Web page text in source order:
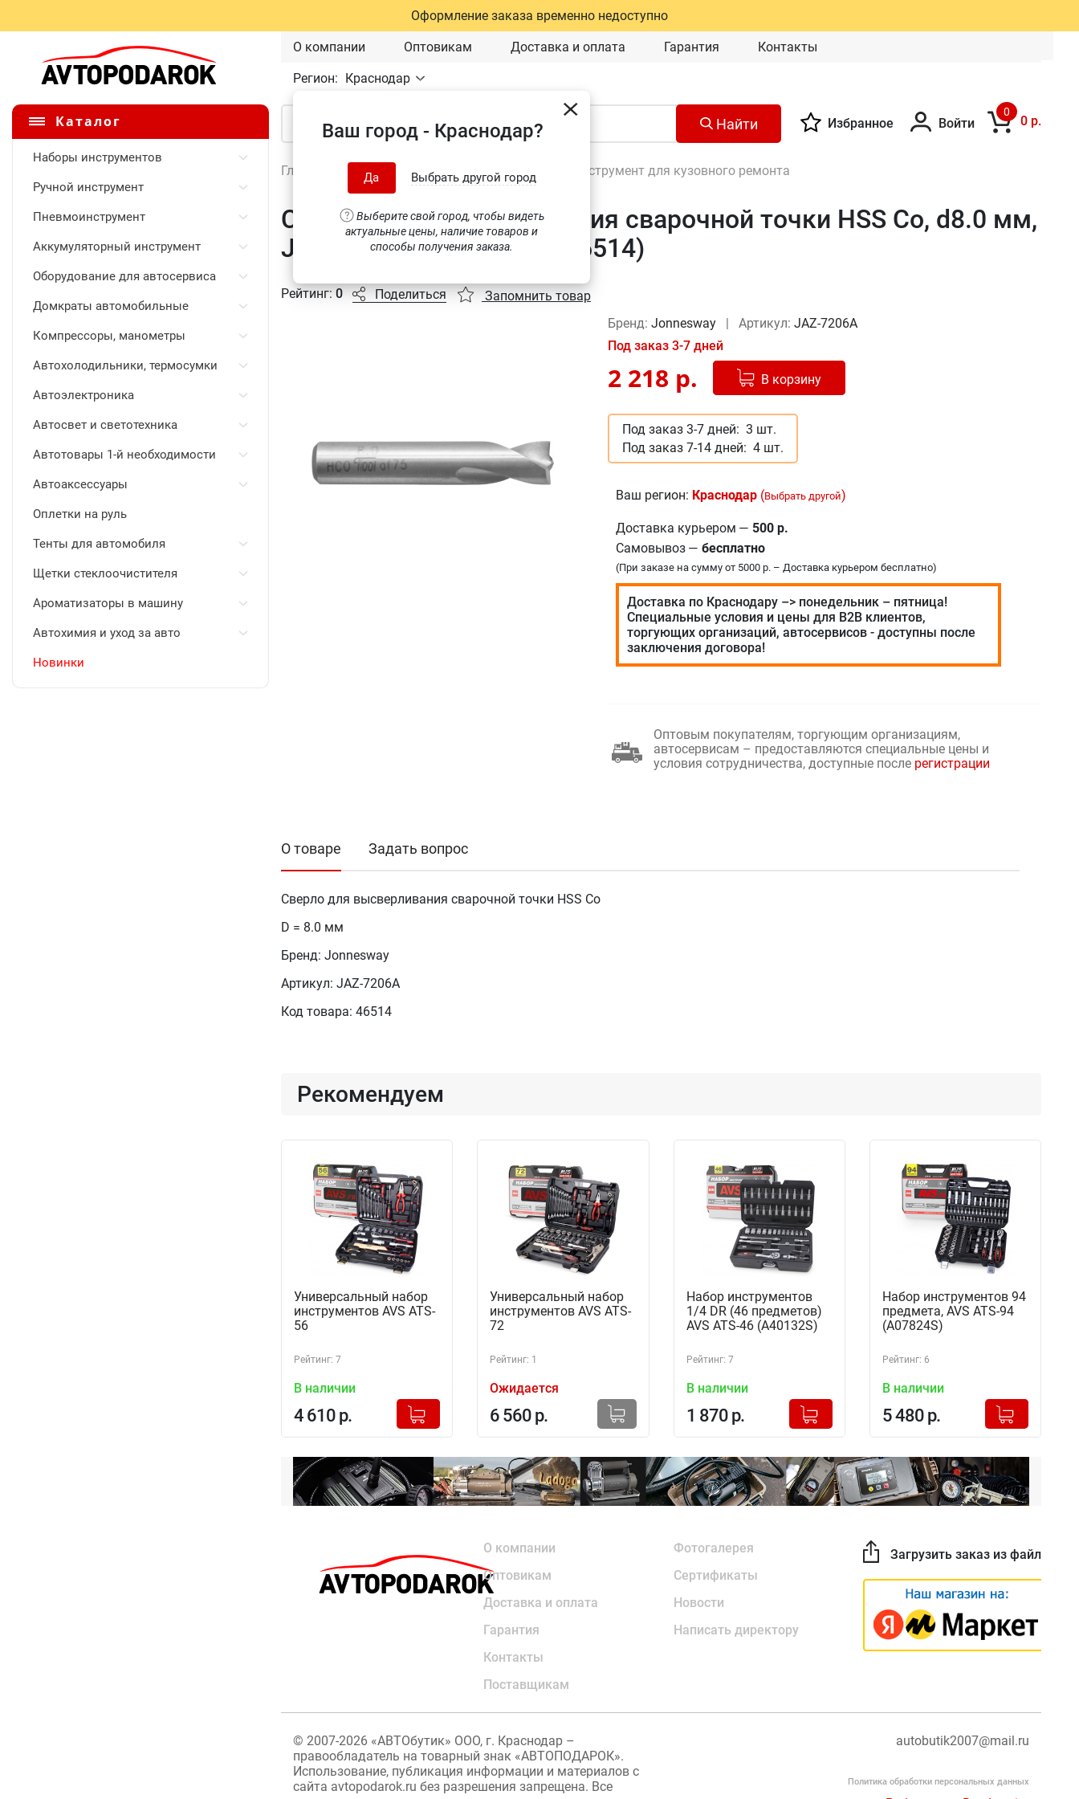
Оформление заказа временно недоступно
О компании Оптовикам Доставка и оплата Гарантия Контакты
Регион: Краснодар
Ваш город - Краснодар?
Да Выбрать другой город
Выберите свой город, чтобы видеть
актуальные цены, наличие товаров и
способы получения заказа.
Каталог
Наборы инструментов
Ручной инструмент
Пневмоинструмент
Аккумуляторный инструмент
Оборудование для автосервиса
Домкраты автомобильные
Компрессоры, манометры
Автохолодильники, термосумки
Автоэлектроника
Автосвет и светотехника
Автотовары 1-й необходимости
Автоаксессуары
Оплетки на руль
Тенты для автомобиля
Щетки стеклоочистителя
Ароматизаторы в машину
Автохимия и уход за авто
Новинки
Найти Избранное Войти
0
0 р.
Главная Оборудование для автосервиса Инструмент для кузовного ремонта
Сверло для высверливания сварочной точки HSS Co, d8.0 мм,
Jonnesway JAZ-7206A (46514)
Рейтинг:0 Поделиться
Запомнить товар
Бренд: Jonnesway |Артикул: JAZ-7206A
Под заказ 3-7 дней
2 218 р. В корзину+
Добавлено в корзину
Под заказ 3-7 дней: 3 шт.
Под заказ 7-14 дней: 4 шт.
Ваш регион: Краснодар (Выбрать другой)
Доставка курьером — 500 р.
Самовывоз —бесплатно
(При заказе на сумму от 5000 р. – Доставка курьером бесплатно)
Доставка по Краснодару –> понедельник – пятница!
Специальные условия и цены для В2В клиентов,
торгующих организаций, автосервисов - доступны после
заключения договора!
Оптовым покупателям, торгующим организациям,
автосервисам – предоставляются специальные цены и
условия сотрудничества, доступные после регистрации
О товаре Задать вопрос
Сверло для высверливания сварочной точки HSS Co
D = 8.0 мм
Бренд: Jonnesway
Артикул: JAZ-7206A
Код товара: 46514
Рекомендуем
Универсальный набор
инструментов AVS ATS-
56
Рейтинг: 7
В наличии
4 610 р.
+
Добавлено в корзину
Универсальный набор
инструментов AVS ATS-
72
Рейтинг: 1
Ожидается
6 560 р.
Набор инструментов
1/4 DR (46 предметов)
AVS ATS-46 (A40132S)
Рейтинг: 7
В наличии
1 870 р.
+
Добавлено в корзину
Набор инструментов 94
предмета, AVS ATS-94
(A07824S)
Рейтинг: 6
В наличии
5 480 р.
+
Добавлено в корзину
О компании
Оптовикам
Доставка и оплата
Гарантия
Контакты
Поставщикам
Фотогалерея
Сертификаты
Новости
Написать директору
Загрузить заказ из файла
© 2007-2026 «АВТОбутик» ООО, г. Краснодар –
правообладатель на товарный знак «АВТОПОДАРОК».
Использование, публикация информации и материалов с
сайта avtopodarok.ru без разрешения запрещена. Все
autobutik2007@mail.ru
Политика обработки персональных данных